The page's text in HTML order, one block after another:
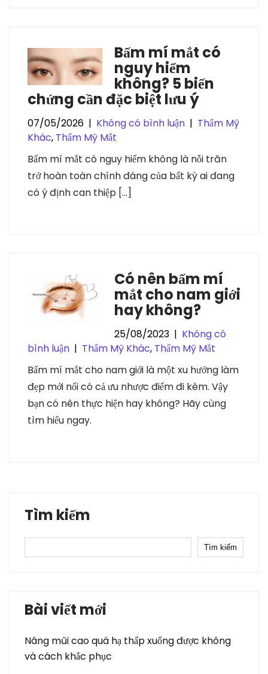
Bấm mí mắt có
nguy hiểm
không? 5 biến
chứng cần đặc biệt lưu ý
07/05/2026 | Không có bình luận | Thẩm Mỹ
Khác, Thẩm Mỹ Mắt
Bấm mí mắt có nguy hiểm không là nỗi trăn
trở hoàn toàn chính đáng của bất kỳ ai đang
có ý định can thiệp […]
Có nên bấm mí
mắt cho nam giới
hay không?
25/08/2023 | Không có
bình luận | Thẩm Mỹ Khác, Thẩm Mỹ Mắt
Bấm mí mắt cho nam giới là một xu hướng làm
đẹp mới nổi có cả ưu nhược điểm đi kèm. Vậy
bạn có nên thực hiện hay không? Hãy cùng
tìm hiểu ngay.
Tìm kiếm
Tìm kiếm
Bài viết mới
Nâng mũi cao quá hạ thấp xuống được không
và cách khắc phục